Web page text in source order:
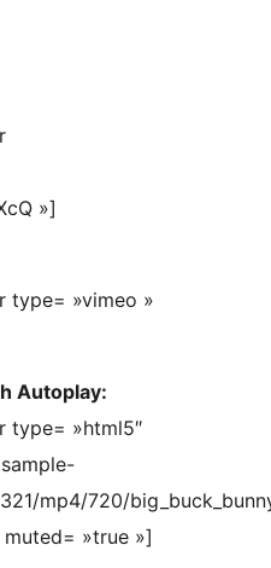
»]
type= »vimeo »
Autoplay:
type= »html5″
mp4/720/
»true »]